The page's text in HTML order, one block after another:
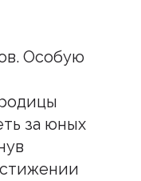
Особую
за юных